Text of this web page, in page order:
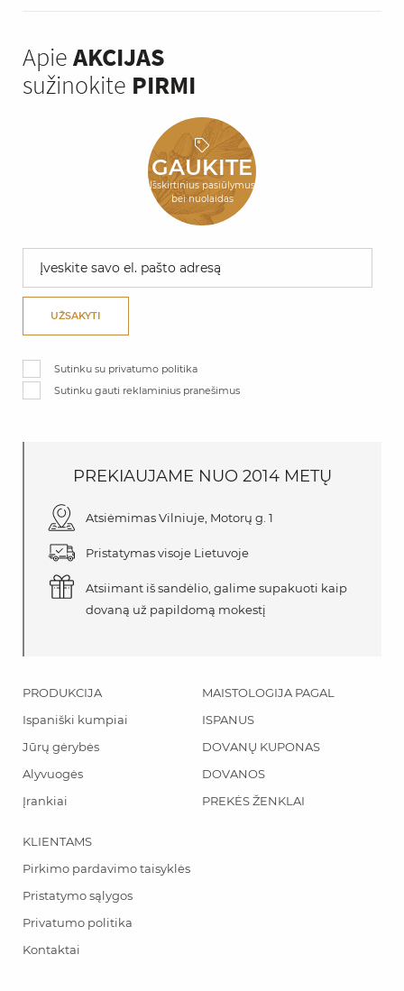
ApieAKCIJAS
sužinokite PIRMI
GAUKITE
Išskirtinius pasiūlymus
bei nuolaidas
UŽSAKYTI
Sutinku su privatumo politika
Sutinku gauti reklaminius pranešimus
PREKIAUJAME NUO 2014 METŲ
Atsiėmimas Vilniuje, Motorų g. 1
Pristatymas visoje Lietuvoje
Atsiimant iš sandėlio, galime supakuoti kaip
dovaną už papildomą mokestį
PRODUKCIJA
Ispaniški kumpiai
Jūrų gėrybės
Alyvuogės
Įrankiai
MAISTOLOGIJA PAGAL
ISPANUS
DOVANŲ KUPONAS
DOVANOS
PREKĖS ŽENKLAI
KLIENTAMS
Pirkimo pardavimo taisyklės
Pristatymo sąlygos
Privatumo politika
Kontaktai